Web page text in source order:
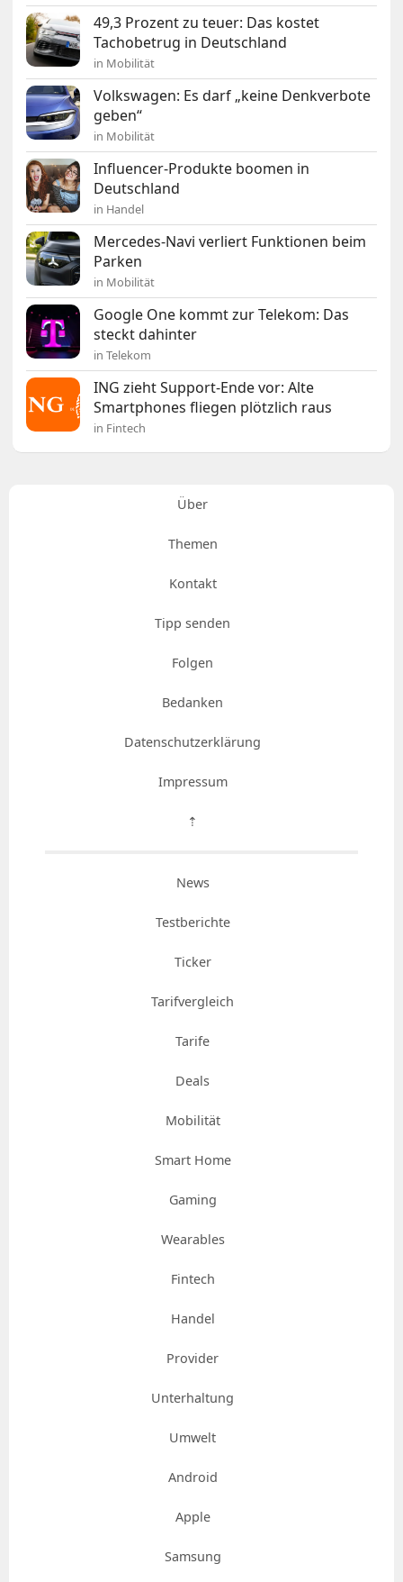
49,3 Prozent zu teuer: Das kostet
Tachobetrug in Deutschland
in Mobilität
Volkswagen: Es darf „keine Denkverbote
geben“
in Mobilität
Influencer-Produkte boomen in
Deutschland
in Handel
Mercedes-Navi verliert Funktionen beim
Parken
in Mobilität
Google One kommt zur Telekom: Das
steckt dahinter
in Telekom
ING zieht Support-Ende vor: Alte
Smartphones fliegen plötzlich raus
in Fintech
Über
Themen
Kontakt
Tipp senden
Folgen
Bedanken
Datenschutzerklärung
Impressum
⇡
News
Testberichte
Ticker
Tarifvergleich
Tarife
Deals
Mobilität
Smart Home
Gaming
Wearables
Fintech
Handel
Provider
Unterhaltung
Umwelt
Android
Apple
Samsung